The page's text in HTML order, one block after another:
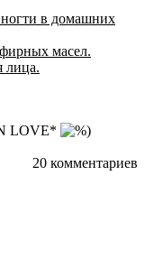
в домашних
масел.
лица.
20 комментариев